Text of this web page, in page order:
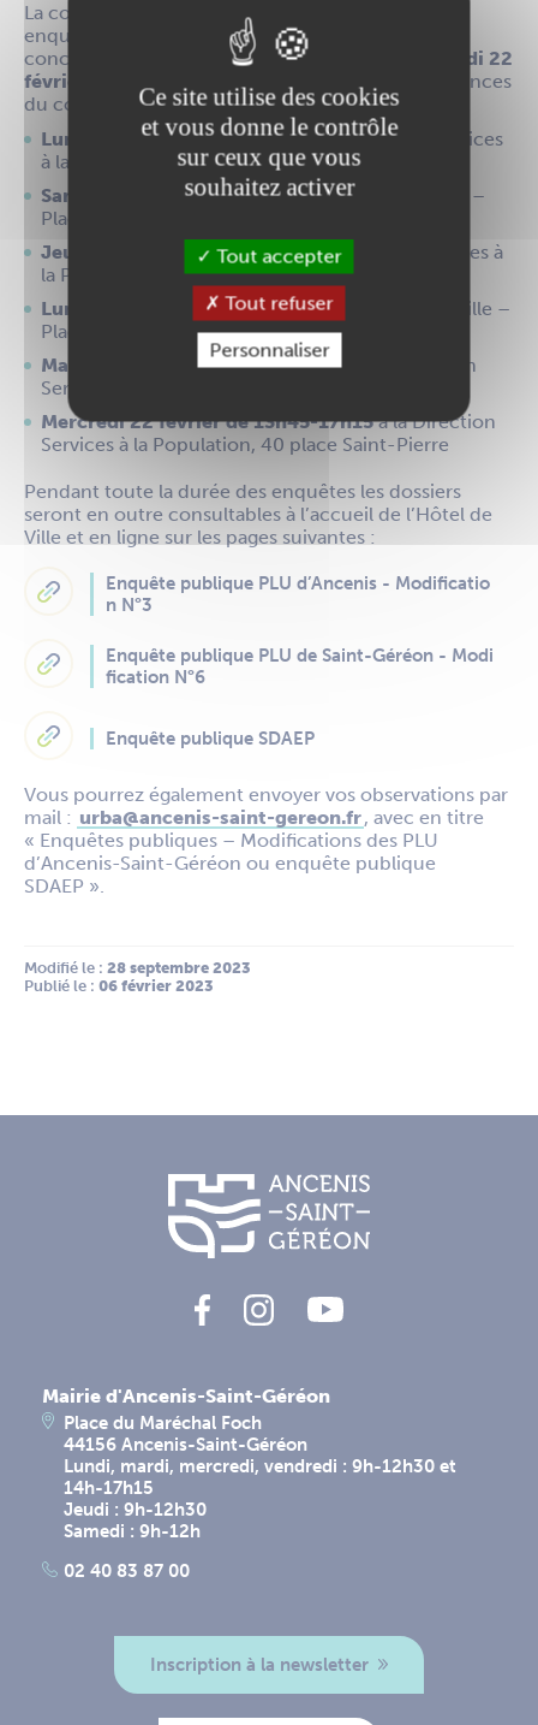
La commune vous invite à participer aux trois
enquêtes publiques qui se dérouleront
concomitamment du
lundi 23 janvier au mercredi 22
février
. Ci-dessous les dates et lieux des permanences
du commissaire enquêteur :
Lundi 23 janvier de 9h à 12hà la Direction Services
à la Population 40 place Saint-Pierre
Samedi 28 janvier de 9h à 12hà l’Hôtel de Ville –
Place Maréchal Foch
Jeudi 2 février de 9h à 12hà la Direction Services à
la Population 40 place Saint-Pierre
Lundi 6 février de 15h30 à 18h30
à l’Hôtel de Ville –
Place Maréchal Foch
Mardi 14 février de 13h45 à 17h15
à la Direction
Services à la Population 40 place Saint-Pierre
Mercredi 22 février de 13h45-17h15à la Direction
Services à la Population, 40 place Saint-Pierre
Pendant toute la durée des enquêtes les dossiers
seront en outre consultables à l’accueil de l’Hôtel de
Ville et en ligne sur les pages suivantes :
Enquête publique PLU d’Ancenis - Modificatio
n N°3
Enquête publique PLU de Saint-Géréon - Modi
fication N°6
Enquête publique SDAEP
Vous pourrez également envoyer vos observations par
mail : urba@ancenis-saint-gereon.fr, avec en titre
« Enquêtes publiques – Modifications des PLU
d’Ancenis-Saint-Géréon ou enquête publique
SDAEP ».
Modifié le : 28 septembre 2023
Publié le : 06 février 2023
Mairie d'Ancenis-Saint-Géréon
Place du Maréchal Foch
44156 Ancenis-Saint-Géréon
Lundi, mardi, mercredi, vendredi : 9h-12h30 et
14h-17h15
Jeudi : 9h-12h30
Samedi : 9h-12h
02 40 83 87 00
Inscription à la newsletter
Ce site utilise des cookies
et vous donne le contrôle
sur ceux que vous
souhaitez activer
Tout accepter
Tout refuser
Personnaliser